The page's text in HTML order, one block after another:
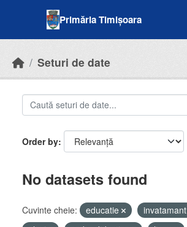
Primăria Timișoara
Seturi de date
Order by
No datasets found
Cuvinte cheie: educatie invatamant